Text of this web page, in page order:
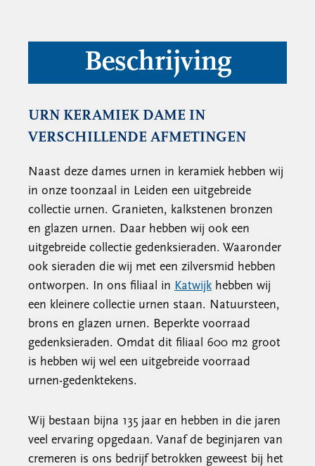
Beschrijving
URN KERAMIEK DAME IN
VERSCHILLENDE AFMETINGEN
Naast deze dames urnen in keramiek hebben wij
in onze toonzaal in Leiden een uitgebreide
collectie urnen. Granieten, kalkstenen bronzen
en glazen urnen. Daar hebben wij ook een
uitgebreide collectie gedenksieraden. Waaronder
ook sieraden die wij met een zilversmid hebben
ontworpen. In ons filiaal in Katwijk hebben wij
een kleinere collectie urnen staan. Natuursteen,
brons en glazen urnen. Beperkte voorraad
gedenksieraden. Omdat dit filiaal 600 m2 groot
is hebben wij wel een uitgebreide voorraad
urnen-gedenktekens.
Wij bestaan bijna 135 jaar en hebben in die jaren
veel ervaring opgedaan. Vanaf de beginjaren van
cremeren is ons bedrijf betrokken geweest bij het